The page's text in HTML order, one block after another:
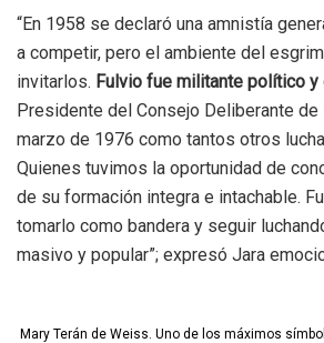
“En 1958 se declaró una amnistía
a competir, pero el ambiente del
invitarlos. Fulvio fue militante político
Presidente del Consejo Deliberante
marzo de 1976 como tantos otros
Quienes tuvimos la oportunidad de
de su formación integra e intachable.
tomarlo como bandera y seguir
masivo y popular”; expresó Jara
Mary Terán de Weiss. Uno de los máximos